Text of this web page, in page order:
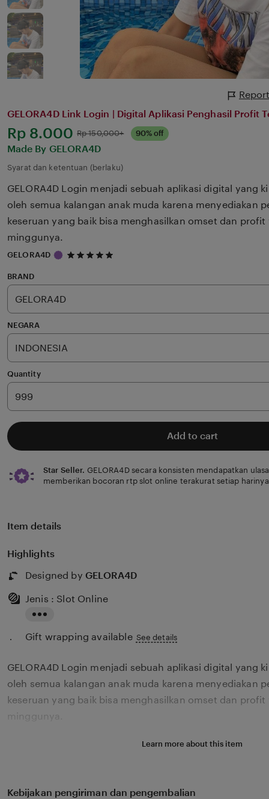
GELORA4D Link Login | Digital Aplikasi Penghasil Profit
Harga:
Rp 8.000 Normal:
Rp 150,000+ 90% off
Made By GELORA4D
Syarat dan ketentuan (berlaku)
GELORA4D Login menjadi sebuah aplikasi digital yang
oleh semua kalangan anak muda karena menyediakan
keseruan yang baik bisa menghasilkan omset dan
minggunya.
GELORA4D
5
5
BRAND
NEGARA
Quantity
Add to cart
Star Seller. GELORA4D secara konsisten mendapatkan
memberikan bocoran rtp slot online terakurat setiap
Item details
Highlights
Designed by GELORA4D
the
description
Jenis : Slot Online
Gift wrapping available See details
GELORA4D Login menjadi sebuah aplikasi digital yang
oleh semua kalangan anak muda karena menyediakan
keseruan yang baik bisa menghasilkan omset dan
minggunya.
Learn more about this item
Kebijakan pengiriman dan pengembalian